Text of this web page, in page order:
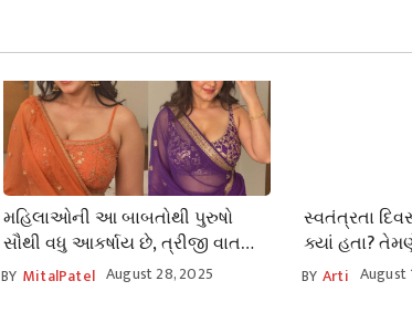
મહિલાઓની આ બાબતોથી પુરુષો
સૌથી વધુ આકર્ષાય છે, ત્રીજી વાત
કંઈક અલગ છે
BY MitalPatel August 28, 2025
સ્વતંત્રતા
ક્યાં હતા?
ભાષણ પણ
BY Arti August